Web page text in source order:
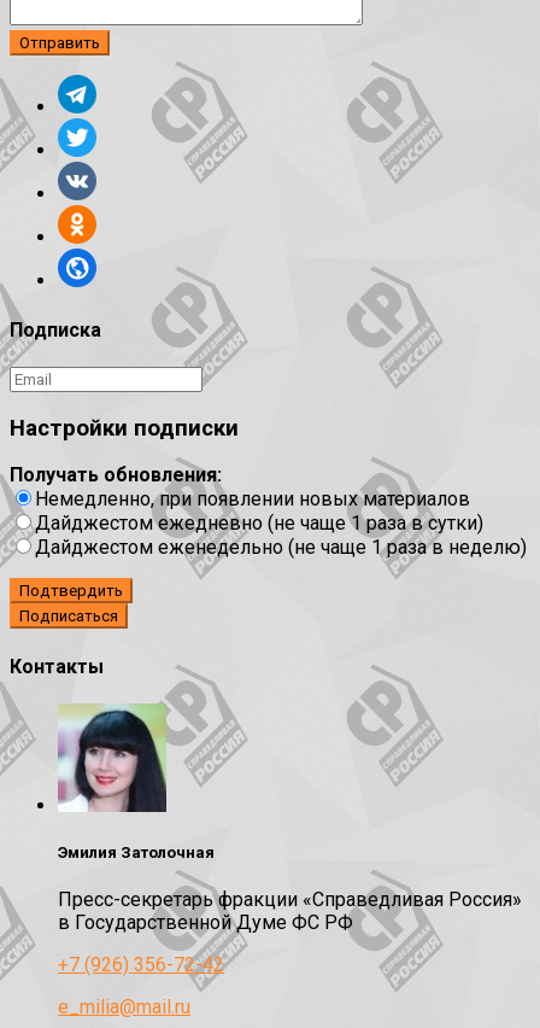
Подписка
Настройки подписки
Получать обновления:
Немедленно, при появлении новых материалов
Дайджестом ежедневно (не чаще 1 раза в сутки)
Дайджестом еженедельно (не чаще 1 раза в неделю)
Подтвердить
Контакты
Эмилия Затолочная
Пресс-секретарь фракции «Справедливая Россия»
в Государственной Думе ФС РФ
+7 (926) 356-72-42
e_milia@mail.ru